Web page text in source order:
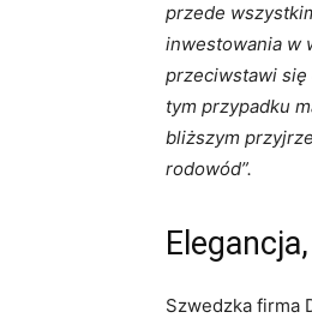
przede
inwestowania w
przeciwstawi się
tym przypadku
bliższym
rodowód”.
Szwedzka firma